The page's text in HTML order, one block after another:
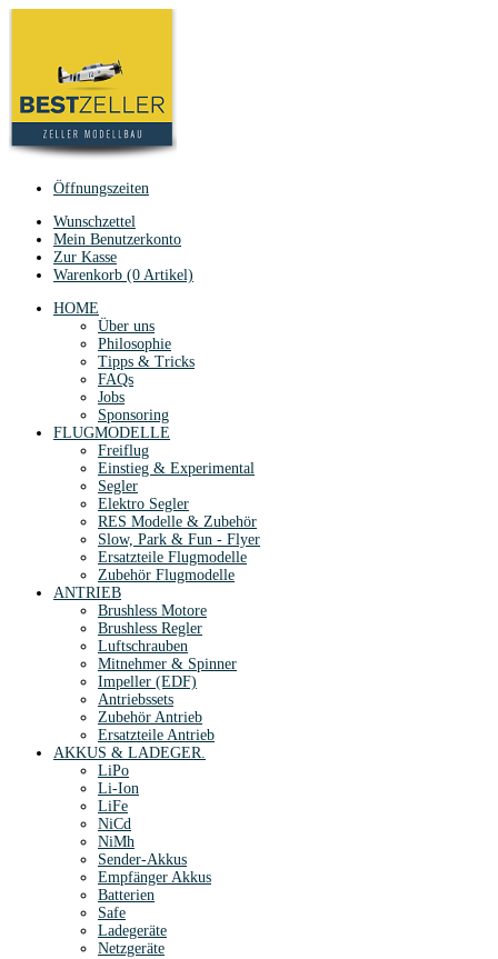
Öffnungszeiten
Wunschzettel
Mein Benutzerkonto
Zur Kasse
Warenkorb (0 Artikel)
HOME
Über uns
Philosophie
Tipps & Tricks
FAQs
Jobs
Sponsoring
FLUGMODELLE
Freiflug
Einstieg & Experimental
Segler
Elektro Segler
RES Modelle & Zubehör
Slow, Park & Fun - Flyer
Ersatzteile Flugmodelle
Zubehör Flugmodelle
ANTRIEB
Brushless Motore
Brushless Regler
Luftschrauben
Mitnehmer & Spinner
Impeller (EDF)
Antriebssets
Zubehör Antrieb
Ersatzteile Antrieb
AKKUS & LADEGER.
LiPo
Li-Ion
LiFe
NiCd
NiMh
Sender-Akkus
Empfänger Akkus
Batterien
Safe
Ladegeräte
Netzgeräte